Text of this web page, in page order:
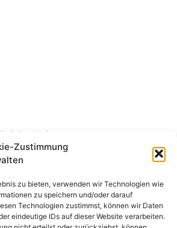
Zustimmung
zu bieten, verwenden wir Technologien wie
zu speichern und/oder darauf
Technologien zustimmst, können wir Daten
eindeutige IDs auf dieser Website verarbeiten.